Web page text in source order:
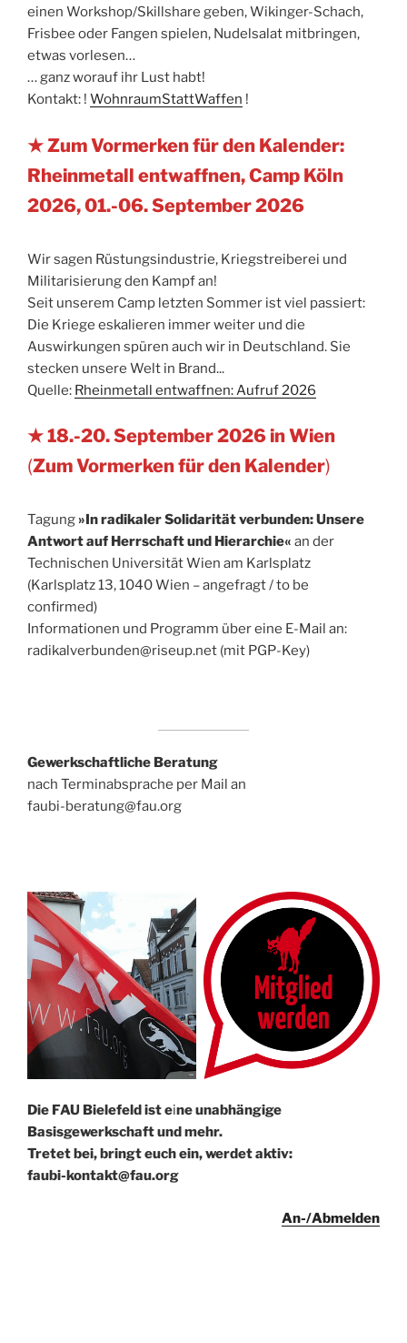
einen Workshop/Skillshare geben, Wikinger-Schach,
Frisbee oder Fangen spielen, Nudelsalat mitbringen,
etwas vorlesen…
… ganz worauf ihr Lust habt!
Kontakt: ! WohnraumStattWaffen !
★ Zum Vormerken für den Kalender:
Rheinmetall entwaffnen, Camp Köln
2026, 01.-06. September 2026
Wir sagen Rüstungsindustrie, Kriegstreiberei und
Militarisierung den Kampf an!
Seit unserem Camp letzten Sommer ist viel passiert:
Die Kriege eskalieren immer weiter und die
Auswirkungen spüren auch wir in Deutschland. Sie
stecken unsere Welt in Brand...
Quelle: Rheinmetall entwaffnen: Aufruf 2026
★ 18.-20. September 2026 in Wien
(Zum Vormerken für den Kalender)
Tagung »In radikaler Solidarität verbunden: Unsere
Antwort auf Herrschaft und Hierarchie« an der
Technischen Universität Wien am Karlsplatz
(Karlsplatz 13, 1040 Wien – angefragt / to be
confirmed)
Informationen und Programm über eine E-Mail an:
radikalverbunden@riseup.net (mit PGP-Key)
Gewerkschaftliche Beratung
nach Terminabsprache per Mail an
faubi-beratung@fau.org
Die FAU Bielefeld ist eine un­abhängige
Basisgewerkschaft und mehr.
Tretet bei, bringt euch ein, werdet aktiv:
faubi-kontakt@fau.org
An-/Abmelden